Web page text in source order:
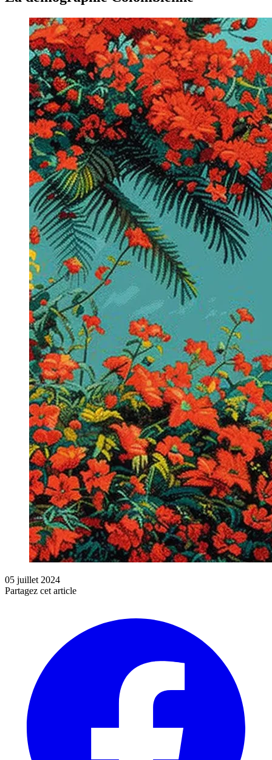
05 juillet 2024
Partagez cet article